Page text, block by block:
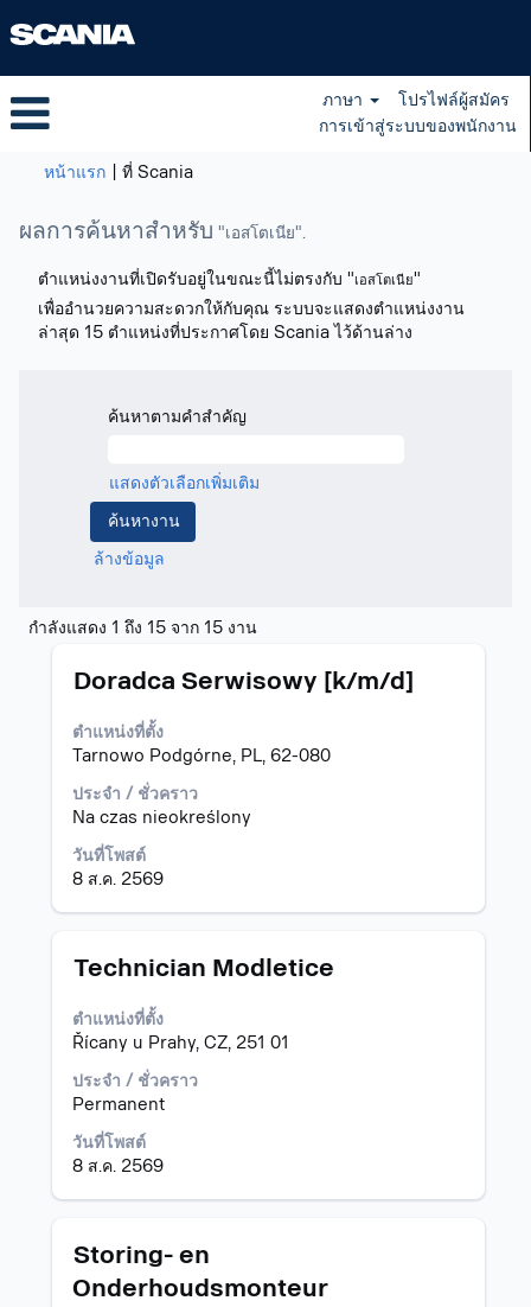
ภาษา
โปรไฟล์ผู้สมัคร
การเข้าสู่ระบบของพนักงาน
หน้าแรก ที่ Scania(หน้า
ผลการค้นหาสำหรับ "เอสโตเนีย".
ตำแหน่งงานที่เปิดรับอยู่ในขณะนี้ไม่ตรงกับ "เอสโตเนีย"
เพื่ออำนวยความสะดวกให้กับคุณ ระบบจะแสดงตำแหน่งงาน
ล่าสุด 15 ตำแหน่งที่ประกาศโดย Scania ไว้ด้านล่าง
ค้นหาตามคำสำคัญ
แสดงตัวเลือกเพิ่มเติม
ล้างข้อมูล
กำลังแสดง 1 ถึง 15 จาก 15 งานผล
ค้นหา
โต
15
15
งาน
Tab
เลือก
ละเอียด
ตำแหน่ง
Doradca Serwisowy [k/m/d]
ตำแหน่งที่ตั้ง
Tarnowo Podgórne, PL, 62-080
ประจำ / ชั่วคราว
Na czas nieokreślony
วันที่โพสต์
8 ส.ค. 2569
เลือก
ใช้
Space
เพื่อ
ดู
เนื้อหา
แบบ
เต็ม
ของ
งาน
ตำแหน่ง
Technician Modletice
ตำแหน่งที่ตั้ง
Řícany u Prahy, CZ, 251 01
ประจำ / ชั่วคราว
Permanent
วันที่โพสต์
8 ส.ค. 2569
เลือก
ใช้
Space
เพื่อ
ดู
เนื้อหา
แบบ
เต็ม
ของ
งาน
ตำแหน่ง
Storing- en
Onderhoudsmonteur
เลือก
ใช้